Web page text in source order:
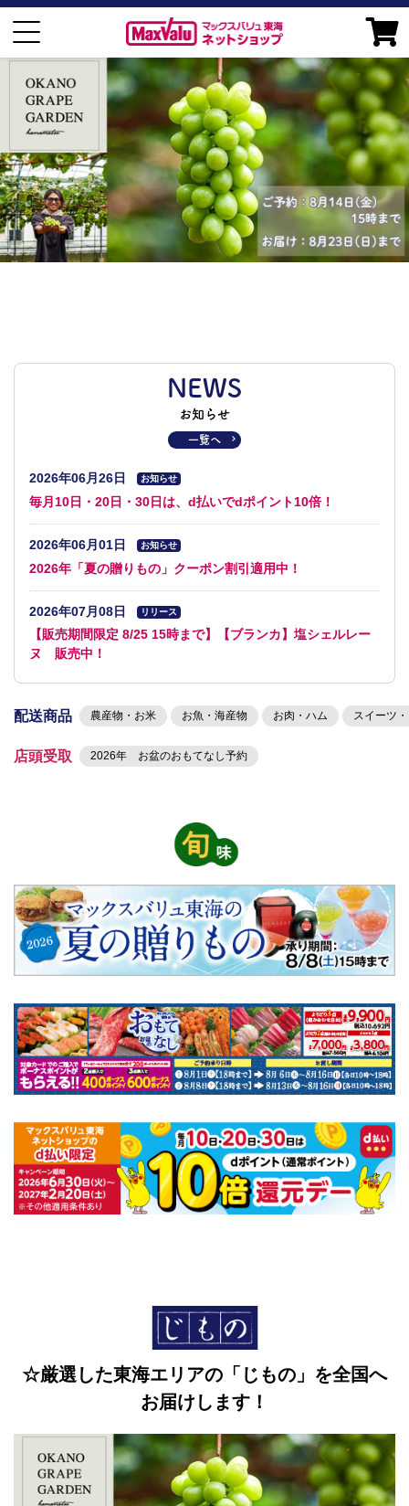
お知らせ
一覧へ
2026年06月26日 お知らせ
毎月10日・20日・30日は、d払いでdポイント10倍！
2026年06月01日 お知らせ
2026年「夏の贈りもの」クーポン割引適用中！
2026年07月08日 リリース
【販売期間限定 8/25 15時まで】【ブランカ】塩シェルレー
ヌ 販売中！
企画カテゴリーの一覧
配送商品 農産物・お米 お魚・海産物 お肉・ハム スイーツ
店頭受取 2026年 お盆のおもてなし予約
☆厳選した東海エリアの「じもの」を全国へ
お届けします！